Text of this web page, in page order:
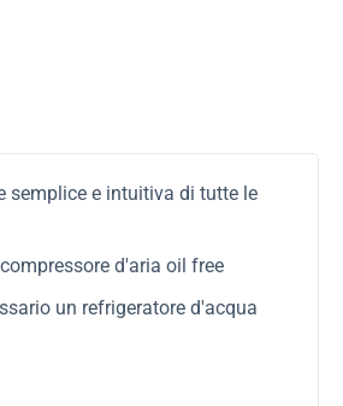
semplice e intuitiva di tutte le
d'aria oil free
un refrigeratore d'acqua